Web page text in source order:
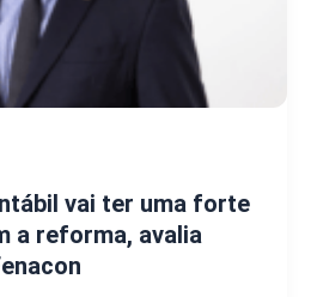
vai ter uma forte
a reforma, avalia